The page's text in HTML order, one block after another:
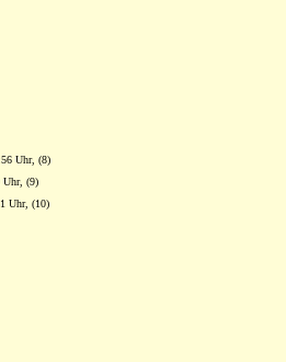
Uhr, (8)
Uhr, (9)
Uhr, (10)